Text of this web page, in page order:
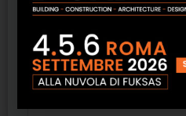
legge regionale
La Regione Lazio sta
rigenerazione urbana con
171 del 9 agosto 2024,
del…